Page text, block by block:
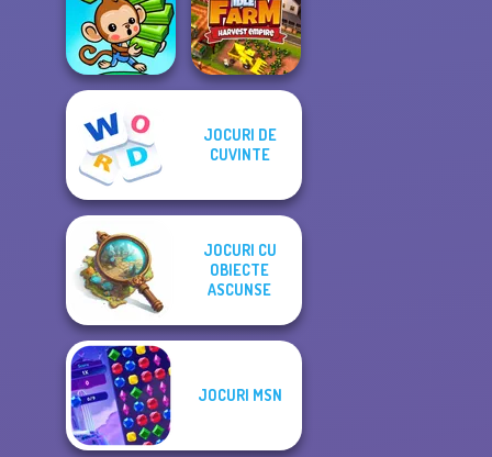
Papa's
Cupcakeria
Raft Life
Mini Monkey Mart
JOCURI DE
CUVINTE
JOCURI CU
OBIECTE
ASCUNSE
JOCURI MSN